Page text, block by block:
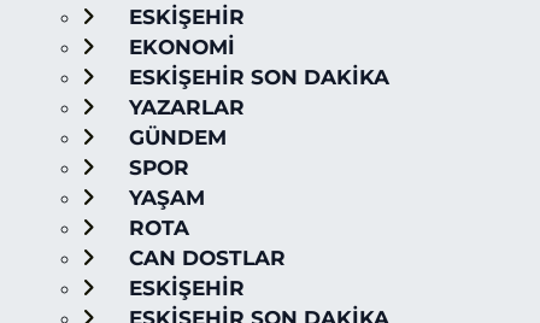
ESKİŞEHİR
EKONOMİ
ESKİŞEHİR SON DAKİKA
YAZARLAR
GÜNDEM
SPOR
YAŞAM
ROTA
CAN DOSTLAR
ESKİŞEHİR
ESKİŞEHİR SON DAKİKA